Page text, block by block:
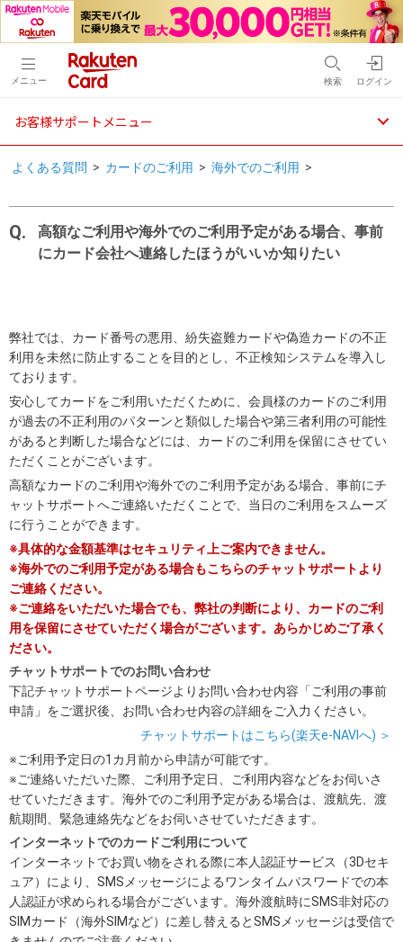
メニュー 検索 ログイン
お客様サポートメニュー
よくある質問 > カードのご利用 > 海外でのご利用 >
高額なご利用や海外でのご利用予定がある場合、事前
にカード会社へ連絡したほうがいいか知りたい
弊社では、カード番号の悪用、紛失盗難カードや偽造カードの不正
利用を未然に防止することを目的とし、不正検知システムを導入し
ております。
安心してカードをご利用いただくために、会員様のカードのご利用
が過去の不正利用のパターンと類似した場合や第三者利用の可能性
があると判断した場合などには、カードのご利用を保留にさせてい
ただくことがございます。
高額なカードのご利用や海外でのご利用予定がある場合、事前にチ
ャットサポートへご連絡いただくことで、当日のご利用をスムーズ
に行うことができます。
※具体的な金額基準はセキュリティ上ご案内できません。
※海外でのご利用予定がある場合もこちらのチャットサポートより
ご連絡ください。
※ご連絡をいただいた場合でも、弊社の判断により、カードのご利
用を保留にさせていただく場合がございます。あらかじめご了承く
ださい。
チャットサポートでのお問い合わせ
下記チャットサポートページよりお問い合わせ内容「ご利用の事前
申請」をご選択後、お問い合わせ内容の詳細をご入力ください。
チャットサポートはこちら(楽天e-NAVIへ) ＞
※ご利用予定日の1カ月前から申請が可能です。
※ご連絡いただいた際、ご利用予定日、ご利用内容などをお伺いさ
せていただきます。海外でのご利用予定がある場合は、渡航先、渡
航期間、緊急連絡先などをお伺いさせていただきます。
インターネットでのカードご利用について
インターネットでお買い物をされる際に本人認証サービス（3Dセキ
ュア）により、SMSメッセージによるワンタイムパスワードでの本
人認証が求められる場合がございます。海外渡航時にSMS非対応の
SIMカード（海外SIMなど）に差し替えるとSMSメッセージは受信で